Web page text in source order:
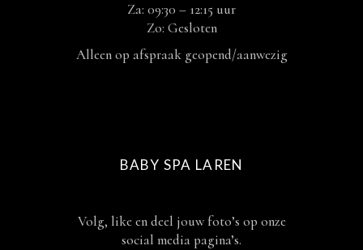
Za: 09:30 – 12:15 uur
Zo: Gesloten
Alleen op afspraak geopend/aanwezig
BABY SPA LAREN
Volg, like en deel jouw foto’s op onze
social media pagina’s.